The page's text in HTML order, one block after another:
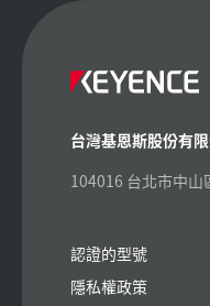
台灣基恩斯股份有
104016 台北市中
認證的型號
隱私權政策